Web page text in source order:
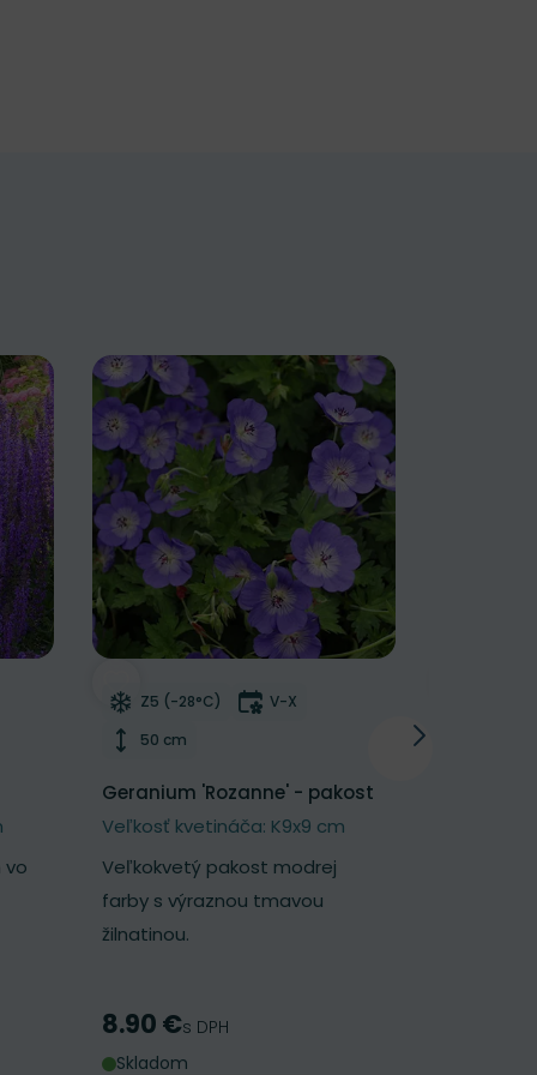
vo
Odober do zoznamu želaní
Mrazuvzdornosť
Z5 (-28°C) Doba kvitnutia
V-X
Výška rastliny
50 cm
Geranium 'Rozanne' - pakost
Veľkosť kvetináča: K9x9 cm
Veľkokvetý pakost modrej
farby s výraznou tmavou
žilnatinou.
Cena
8.90 €s DPH
Skladom